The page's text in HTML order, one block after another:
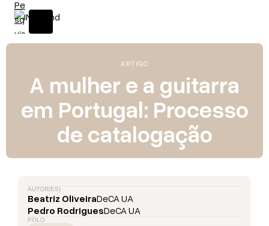
ARTIGO
A mulher e a guitarra
em Portugal: Processo
de catalogação
AUTOR(ES)
Beatriz OliveiraDeCA UA
Pedro RodriguesDeCA UA
POLO